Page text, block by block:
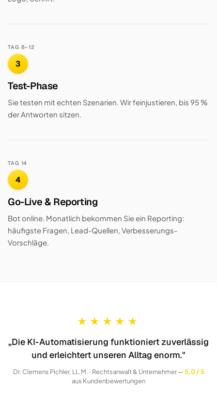
TAG 8–12
3
Test-Phase
Sie testen mit echten Szenarien. Wir feinjustieren, bis 95 %
der Antworten sitzen.
TAG 14
4
Go-Live & Reporting
Bot online. Monatlich bekommen Sie ein Reporting:
häufigste Fragen, Lead-Quellen, Verbesserungs-
Vorschläge.
★ ★ ★ ★ ★
„Die KI-Automatisierung funktioniert zuverlässig
und erleichtert unseren Alltag enorm."
Dr. Clemens Pichler, LL.M. · Rechtsanwalt & Unternehmer —5,0 / 5
aus Kundenbewertungen